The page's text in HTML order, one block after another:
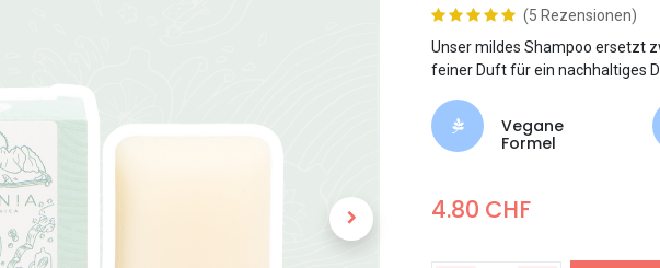
(5 Rezensionen)
Unser mildes Shampoo ersetzt
feiner Duft für ein nachhaltiges
Vegane
Formel
4.80 CHF